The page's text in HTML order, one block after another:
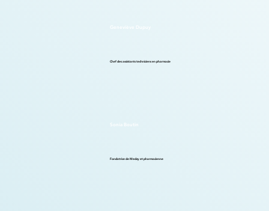
Geneviève Dupuy
Chef des assistants techniciens en pharmacie
Sonia Boutin
Fondatrice de Medzy et pharmacienne